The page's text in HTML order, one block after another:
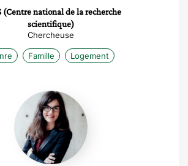
(Centre national de la recherche
scientifique)
Chercheuse
Famille Logement
Céline
Bessière